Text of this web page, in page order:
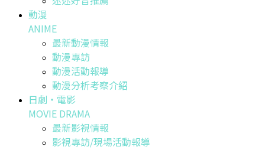
動漫
ANIME
最新動漫情報
動漫專訪
動漫活動報導
動漫分析考察介紹
日劇・電影
MOVIE DRAMA
最新影視情報
影視專訪/現場活動報導